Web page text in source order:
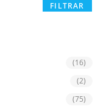
FILTRAR
(16)
(2)
(75)